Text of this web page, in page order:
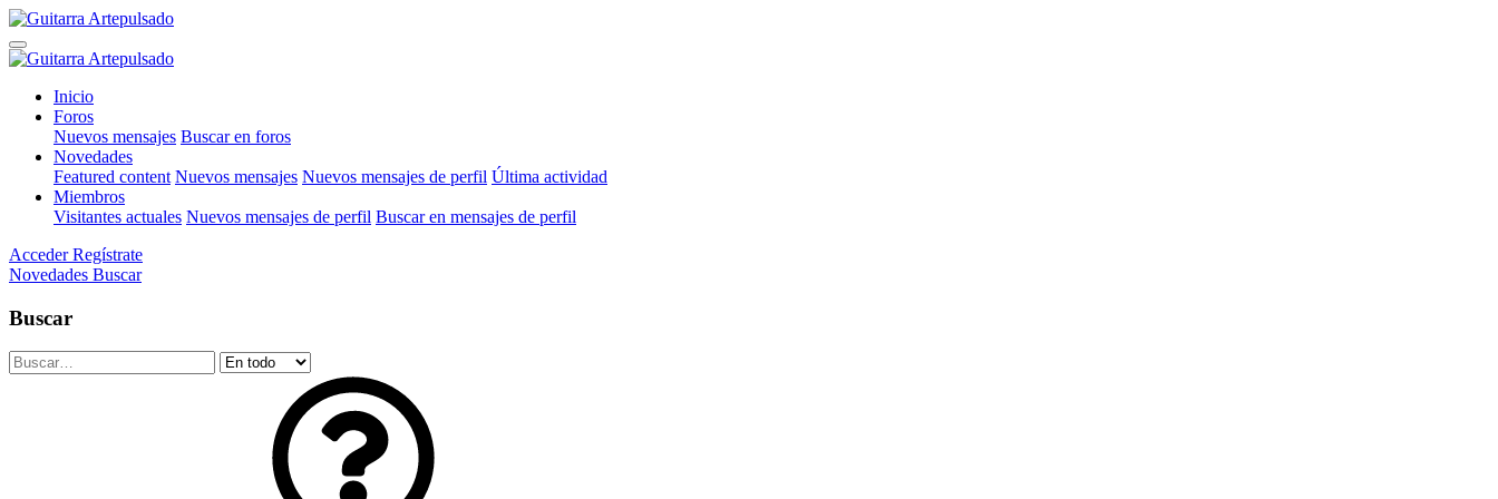
Inicio
Foros
Nuevos mensajes Buscar en foros
Novedades
Featured content Nuevos mensajes Nuevos mensajes de perfil Última actividad
Miembros
Visitantes actuales Nuevos mensajes de perfil Buscar en mensajes de perfil
Acceder Regístrate
Novedades Buscar
Buscar